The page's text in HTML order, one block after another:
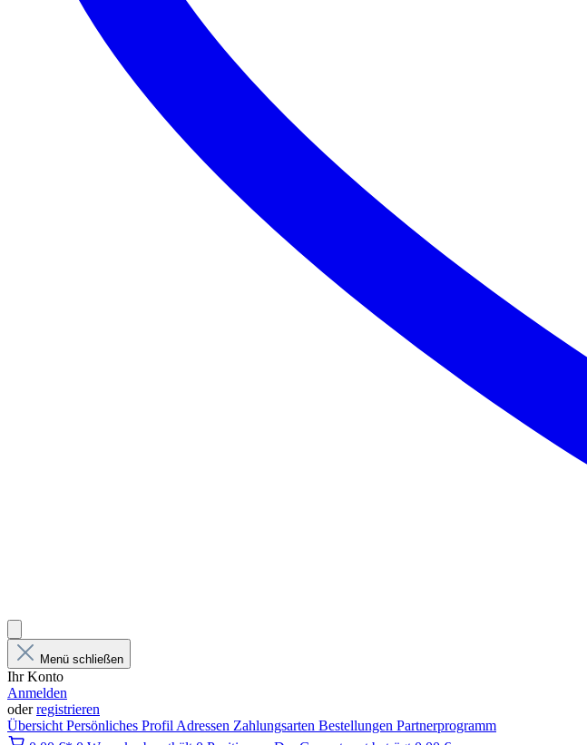
Menü schließen
Ihr Konto
Anmelden
oderregistrieren
Übersicht Persönliches Profil Adressen Zahlungsarten Bestellungen Partnerprogramm